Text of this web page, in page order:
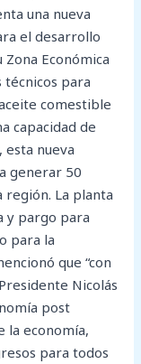
una nueva
el desarrollo
Económica
técnicos para
comestible
capacidad de
nueva
generar 50
La planta
y pargo para
para la
que “con
Nicolás
post
la economía,
para todos